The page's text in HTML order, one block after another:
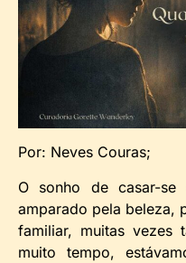
Por: Neves Couras;
O sonho de casar-
amparado pela beleza,
familiar, muitas vezes
muito tempo,